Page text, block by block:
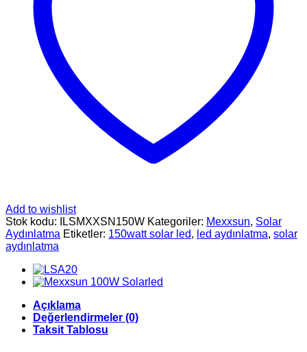
Add to wishlist
Stok kodu:
ILSMXXSN150W Kategoriler: Mexxsun, Solar
Aydınlatma Etiketler: 150watt solar led, led aydınlatma, solar
aydınlatma
Açıklama
Değerlendirmeler (0)
Taksit Tablosu